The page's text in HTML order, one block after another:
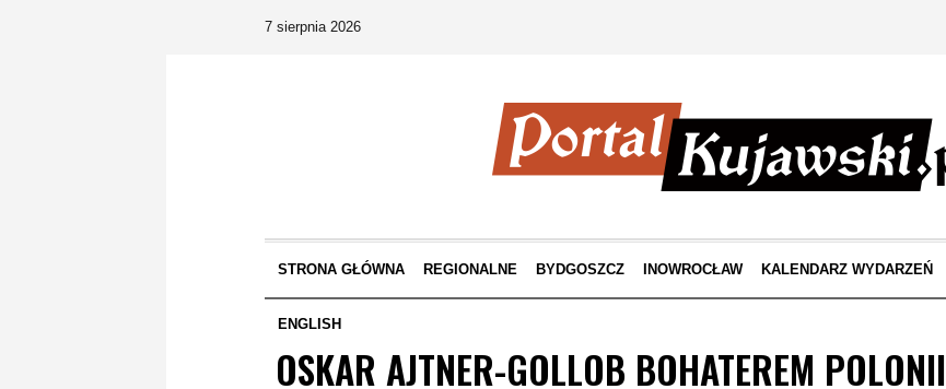
7 sierpnia 2026
STRONA GŁÓWNA REGIONALNE BYDGOSZCZ INOWROCŁAW KALENDARZ WYDARZEŃ
ENGLISH
OSKAR AJTNER-GOLLOB BOHATEREM POLONII